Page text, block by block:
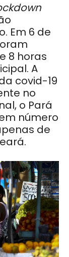
Em 6 de
8 horas
A
covid-19
no
o Pará
número
de